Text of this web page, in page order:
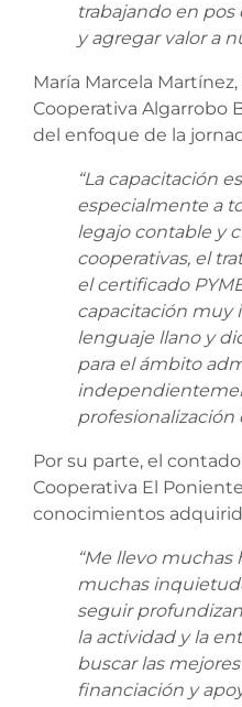
trabajando en
y agregar valor a
María Marcela
Cooperativa Algarrobo
del enfoque de la
“La capacitación
especialmente a
legajo contable y
cooperativas, el
el certificado
capacitación muy
lenguaje llano y
para el ámbito
profesionalización
Por su parte, el
Cooperativa El
conocimientos
“Me llevo muchas
muchas
seguir
la actividad y la
buscar las
financiación y